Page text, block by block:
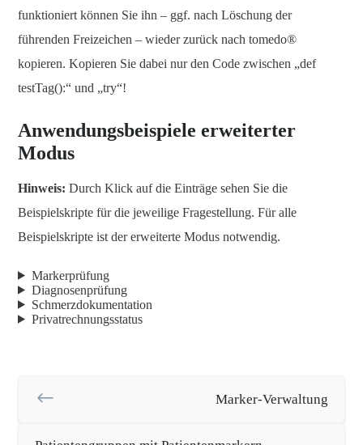
funktioniert können Sie ihn – ggf. nach Löschung der
führenden Freizeichen – wieder zurück nach tomedo®
kopieren. Kopieren Sie dabei nur den Code zwischen „def
testTag():“ und „try“!
Anwendungsbeispiele erweiterter
Modus
Hinweis: Durch Klick auf die Einträge sehen Sie die
Beispielskripte für die jeweilige Fragestellung. Für alle
Beispielskripte ist der erweiterte Modus notwendig.
Markerprüfung
Diagnosenprüfung
Schmerzdokumentation
Privatrechnungsstatus
Marker-Verwaltung